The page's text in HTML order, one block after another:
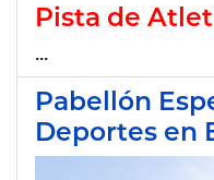
Pista de
...
Pabellón
Deportes en